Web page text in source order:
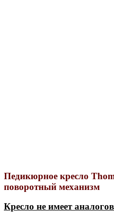
Педикюрное кресло
поворотный механизм
Кресло не имеет